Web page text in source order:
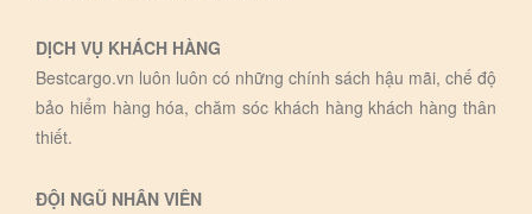
DỊCH VỤ KHÁCH HÀNG
Bestcargo.vn luôn luôn có những chính sách hậu mãi, chế độ
bảo hiểm hàng hóa, chăm sóc khách hàng khách hàng thân
thiết.
ĐỘI NGŨ NHÂN VIÊN